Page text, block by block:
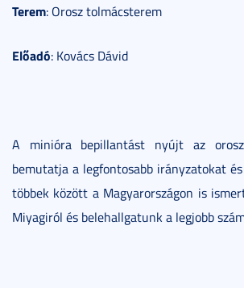
Terem: Orosz tolmácsterem
Előadó: Kovács Dávid
A minióra bepillantást nyújt az
bemutatja a legfontosabb irányzatokat
többek között a Magyarországon is
Miyagiról és belehallgatunk a legjobb